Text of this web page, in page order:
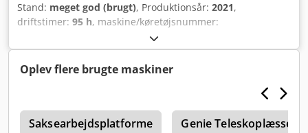
Stand: meget god (brugt), Produktionsår: 2021,
driftstimer: 95 h, maskine/køretøjsnummer:
, løftekapacitet:
kg, brændstoftype:elektrisk, produktbredde (maks.):820
mm, arbejdshøjde:7.850 mm, motortype: Elektrisk,
producent: Genie Csdpfjzqb Nxex Ab Rorf
Oplev flere brugte maskiner
Saksearbejdsplatforme Genie Teleskoplæsser